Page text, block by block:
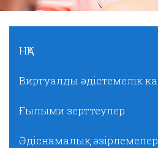
НҚА
Виртуалды әдістемелік
Ғылыми зерттеулер
Әдіснамалық әзірлемелер